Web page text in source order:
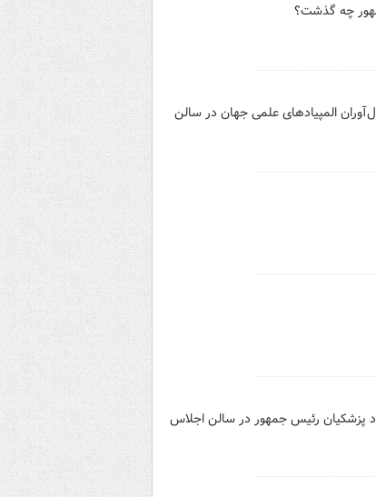
چه گذشت؟
۱۴۰۴ در مراسم تجلیل از مدال‌آوران المپیادهای علمی جهان در سالن
امروز یکشنبه ۱۱ خرداد ۱۴۰۴ با حضور مسعود پزشکیان رئیس جمهور در سالن اجلاس